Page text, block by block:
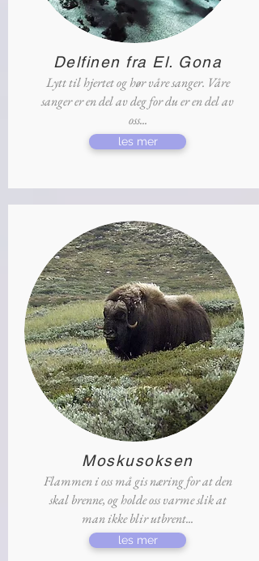
Delfinen fra El. Gona
Lytt til hjertet og hør våre sanger. Våre
sanger er en del av deg for du er en del av
oss...
les mer
Moskusoksen
Flammen i oss må gis næring for at den
skal brenne, og holde oss varme slik at
man ikke blir utbrent...
les mer